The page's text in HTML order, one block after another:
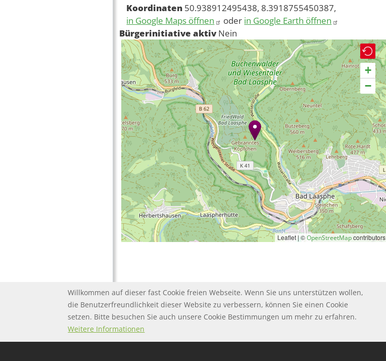
Koordinaten 50.938912495438, 8.3918755450387,
in Google Maps öffnen
oder in Google Earth öffnen
Bürgerinitiative aktiv Nein
+
−
Leaflet | ©OpenStreetMapcontributors
FOOTER MENU Twitter
FOOTER-IMPRESSUM
Impressum
Willkommen auf dieser fast Cookie freien Webseite. Wenn Sie uns unterstützen wollen,
die Benutzerfreundlichkeit dieser Website zu verbessern, können Sie einen Cookie
setzen. Bitte besuchen Sie auch unsere Cookie Bestimmungen um mehr zu erfahren.
Weitere Informationen